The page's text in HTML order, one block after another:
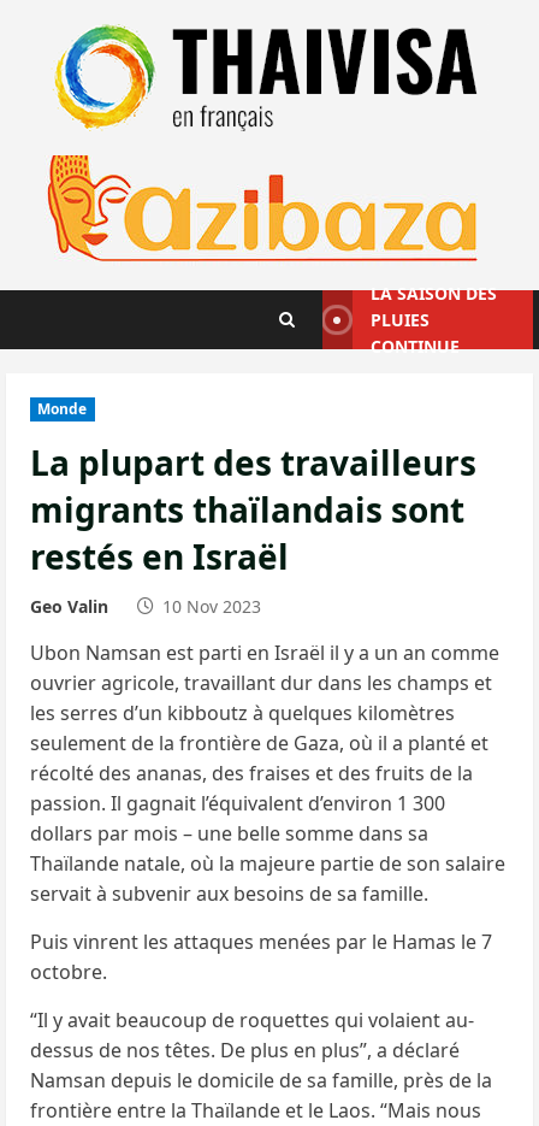
contenu
LA SAISON DES
PLUIES
CONTINUE
Monde
La plupart des travailleurs
migrants thaïlandais sont
restés en Israël
Geo Valin 10 Nov 2023
Ubon Namsan est parti en Israël il y a un an comme
ouvrier agricole, travaillant dur dans les champs et
les serres d’un kibboutz à quelques kilomètres
seulement de la frontière de Gaza, où il a planté et
récolté des ananas, des fraises et des fruits de la
passion. Il gagnait l’équivalent d’environ 1 300
dollars par mois – une belle somme dans sa
Thaïlande natale, où la majeure partie de son salaire
servait à subvenir aux besoins de sa famille.
Puis vinrent les attaques menées par le Hamas le 7
octobre.
“Il y avait beaucoup de roquettes qui volaient au-
dessus de nos têtes. De plus en plus”, a déclaré
Namsan depuis le domicile de sa famille, près de la
frontière entre la Thaïlande et le Laos. “Mais nous